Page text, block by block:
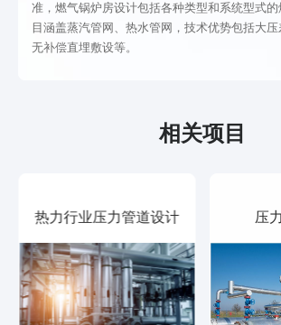
性研究报
告
告
SIS施工图
石化电力
土建工程
铝项目
甲醇钠项
产氯乙酸
准，燃气锅炉房设计包括各种类型和系统型式
目涵盖蒸汽管网、热水管网，技术优势包括大
无补偿直埋敷设等。
相关项目
热力行业压力管道设计 压